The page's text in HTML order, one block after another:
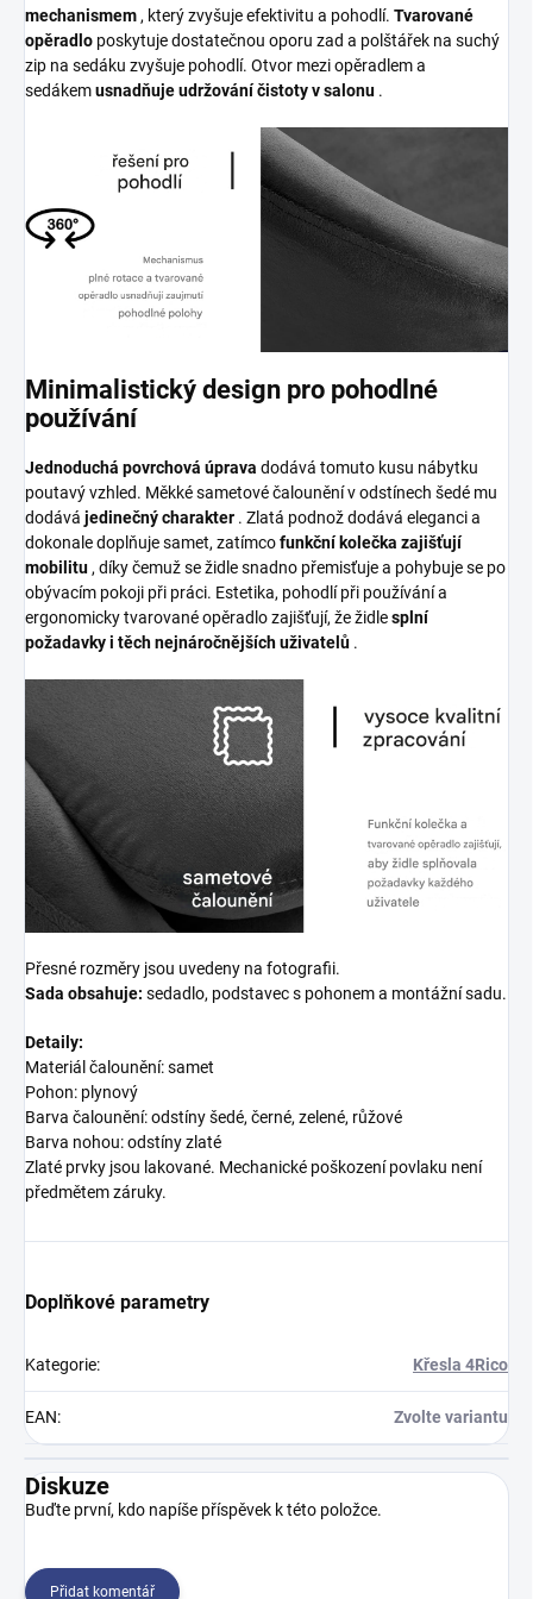
mechanismem , který zvyšuje efektivitu a pohodlí. Tvarované
opěradlo poskytuje dostatečnou oporu zad a polštářek na suchý
zip na sedáku zvyšuje pohodlí. Otvor mezi opěradlem a
sedákemusnadňuje udržování čistoty v salonu .
Minimalistický design pro pohodlné
používání
Jednoduchá povrchová úprava dodává tomuto kusu nábytku
poutavý vzhled. Měkké sametové čalounění v odstínech šedé mu
dodává jedinečný charakter . Zlatá podnož dodává eleganci a
dokonale doplňuje samet, zatímcofunkční kolečka zajišťují
mobilitu , díky čemuž se židle snadno přemisťuje a pohybuje se po
obývacím pokoji při práci. Estetika, pohodlí při používání a
ergonomicky tvarované opěradlo zajišťují, že židlesplní
požadavky i těch nejnáročnějších uživatelů .
Přesné rozměry jsou uvedeny na fotografii.
Sada obsahuje: sedadlo, podstavec s pohonem a montážní sadu.
Detaily:
Materiál čalounění: samet
Pohon: plynový
Barva čalounění: odstíny šedé, černé, zelené, růžové
Barva nohou: odstíny zlaté
Zlaté prvky jsou lakované. Mechanické poškození povlaku není
předmětem záruky.
Doplňkové parametry
Kategorie: Křesla 4Rico
EAN: Zvolte variantu
Diskuze
Buďte první, kdo napíše příspěvek k této položce.
Přidat komentář